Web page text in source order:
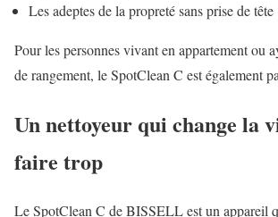
Les adeptes de la propreté sans prise de tête
Pour les personnes vivant en appartement ou
de rangement, le SpotClean C est également
Un nettoyeur qui change la
faire trop
Le SpotClean C de BISSELL est un appareil